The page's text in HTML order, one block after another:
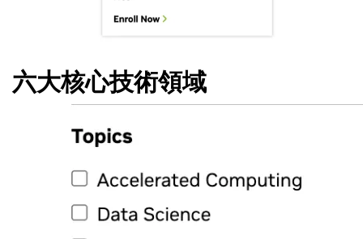
六大核心技術領域